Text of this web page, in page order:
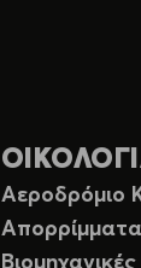
Αεροδρόμιο
Απορρίμματα